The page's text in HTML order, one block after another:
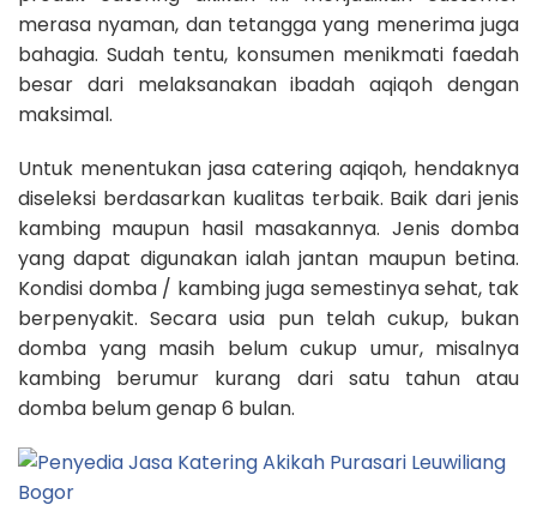
merasa nyaman, dan tetangga yang menerima juga
bahagia. Sudah tentu, konsumen menikmati faedah
besar dari melaksanakan ibadah aqiqoh dengan
maksimal.
Untuk menentukan jasa catering aqiqoh, hendaknya
diseleksi berdasarkan kualitas terbaik. Baik dari jenis
kambing maupun hasil masakannya. Jenis domba
yang dapat digunakan ialah jantan maupun betina.
Kondisi domba / kambing juga semestinya sehat, tak
berpenyakit. Secara usia pun telah cukup, bukan
domba yang masih belum cukup umur, misalnya
kambing berumur kurang dari satu tahun atau
domba belum genap 6 bulan.